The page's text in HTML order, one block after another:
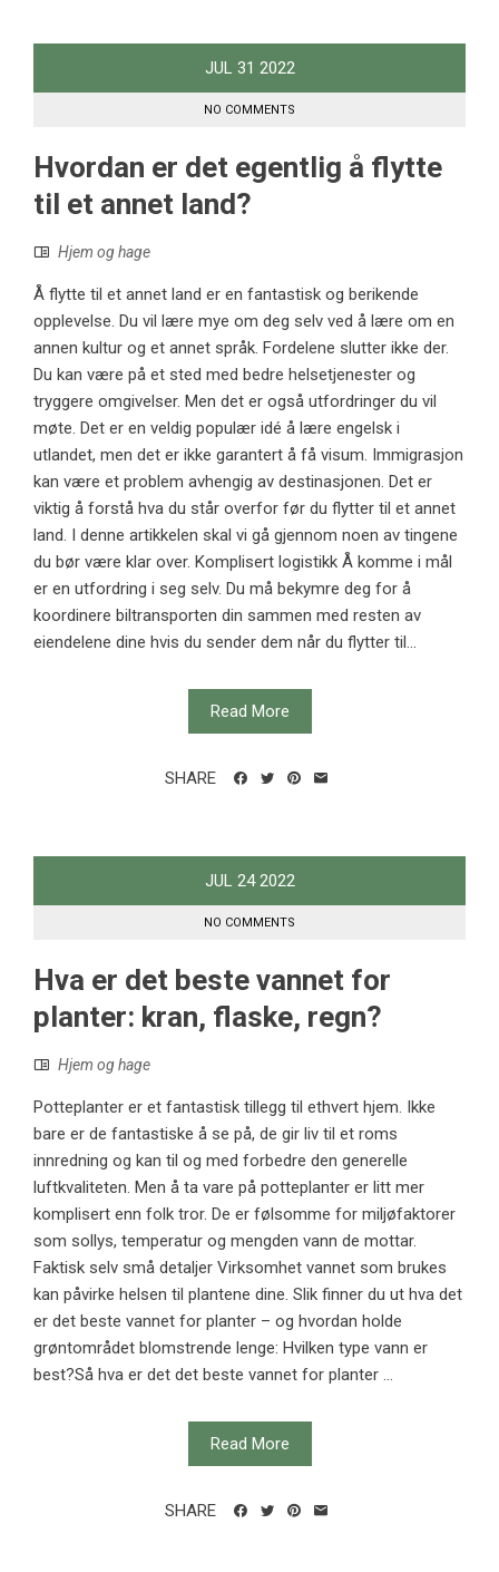
JUL 31 2022
NO COMMENTS
Hvordan er det egentlig å flytte
til et annet land?
Hjem og hage
Å flytte til et annet land er en fantastisk og berikende
opplevelse. Du vil lære mye om deg selv ved å lære om en
annen kultur og et annet språk. Fordelene slutter ikke der.
Du kan være på et sted med bedre helsetjenester og
tryggere omgivelser. Men det er også utfordringer du vil
møte. Det er en veldig populær idé å lære engelsk i
utlandet, men det er ikke garantert å få visum. Immigrasjon
kan være et problem avhengig av destinasjonen. Det er
viktig å forstå hva du står overfor før du flytter til et annet
land. I denne artikkelen skal vi gå gjennom noen av tingene
du bør være klar over. Komplisert logistikk Å komme i mål
er en utfordring i seg selv. Du må bekymre deg for å
koordinere biltransporten din sammen med resten av
eiendelene dine hvis du sender dem når du flytter til...
Read More
SHARE
JUL 24 2022
NO COMMENTS
Hva er det beste vannet for
planter: kran, flaske, regn?
Hjem og hage
Potteplanter er et fantastisk tillegg til ethvert hjem. Ikke
bare er de fantastiske å se på, de gir liv til et roms
innredning og kan til og med forbedre den generelle
luftkvaliteten. Men å ta vare på potteplanter er litt mer
komplisert enn folk tror. De er følsomme for miljøfaktorer
som sollys, temperatur og mengden vann de mottar.
Faktisk selv små detaljer Virksomhet vannet som brukes
kan påvirke helsen til plantene dine. Slik finner du ut hva det
er det beste vannet for planter – og hvordan holde
grøntområdet blomstrende lenge: Hvilken type vann er
best?Så hva er det det beste vannet for planter ...
Read More
SHARE